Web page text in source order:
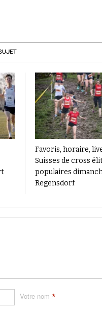
Favoris, horaire,
Suisses de cross
populaires
Regensdorf
Votre nom *